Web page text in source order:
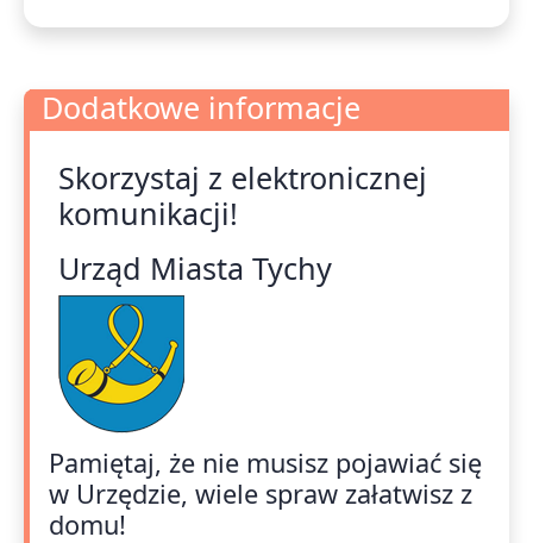
Dodatkowe informacje
Dodatkowe informacje
Skorzystaj z elektronicznej
komunikacji!
Urząd Miasta Tychy
Pamiętaj, że nie musisz pojawiać się
w Urzędzie, wiele spraw załatwisz z
domu!